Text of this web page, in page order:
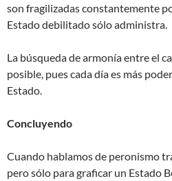
son fragilizadas constantemente
Estado debilitado sólo administra.
La búsqueda de armonía entre el
posible, pues cada día es más
Estado.
Concluyendo
Cuando hablamos de peronismo
pero sólo para graficar un Estado